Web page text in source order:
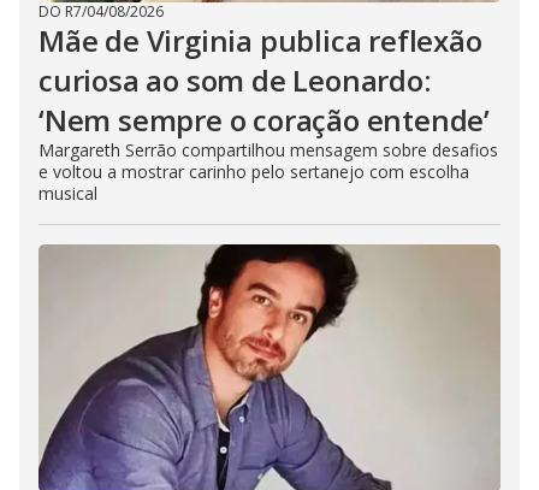
DO R7/04/08/2026
Mãe de Virginia publica reflexão
curiosa ao som de Leonardo:
‘Nem sempre o coração entende’
Margareth Serrão compartilhou mensagem sobre desafios
e voltou a mostrar carinho pelo sertanejo com escolha
musical